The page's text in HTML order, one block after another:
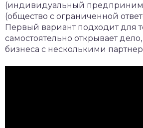
(индивидуальный
(общество с ограниченной
Первый вариант подходит для
самостоятельно открывает
бизнеса с несколькими